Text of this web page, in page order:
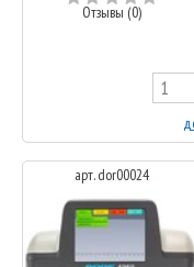
Отзывы (0)
арт. dor00024